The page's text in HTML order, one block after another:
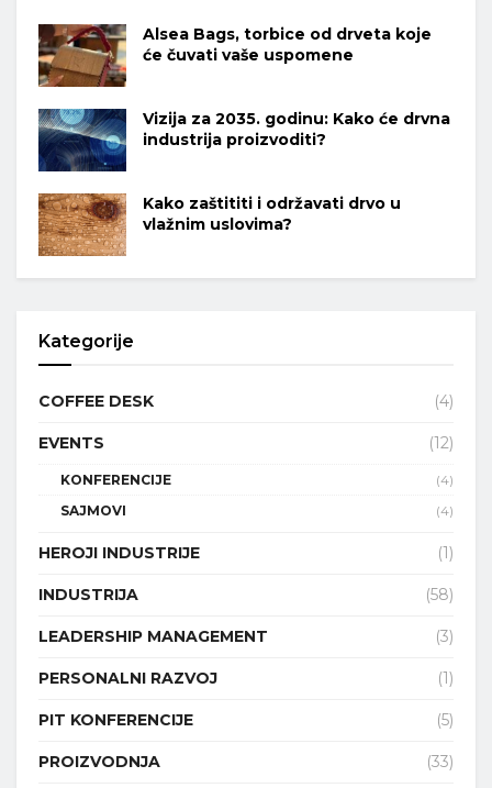
Alsea Bags, torbice od drveta koje
će čuvati vaše uspomene
Vizija za 2035. godinu: Kako će drvna
industrija proizvoditi?
Kako zaštititi i održavati drvo u
vlažnim uslovima?
Kategorije
COFFEE DESK (4)
EVENTS (12)
KONFERENCIJE
(4)
SAJMOVI
(4)
HEROJI INDUSTRIJE (1)
INDUSTRIJA (58)
LEADERSHIP MANAGEMENT (3)
PERSONALNI RAZVOJ (1)
PIT KONFERENCIJE (5)
PROIZVODNJA (33)